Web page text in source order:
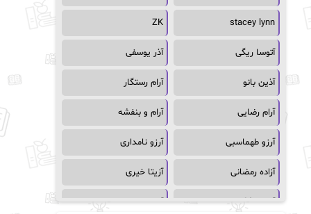
stacey lynn
ZK
آتوسا ریگی آذر یوسفی
آذین بانو آرام رستگار
آرام رضایی آرام و بنفشه
آرزو طهماسبی آرزو نامداری
آزاده رمضانی آزیتا خیری
آسمان64 آسمان۶۵